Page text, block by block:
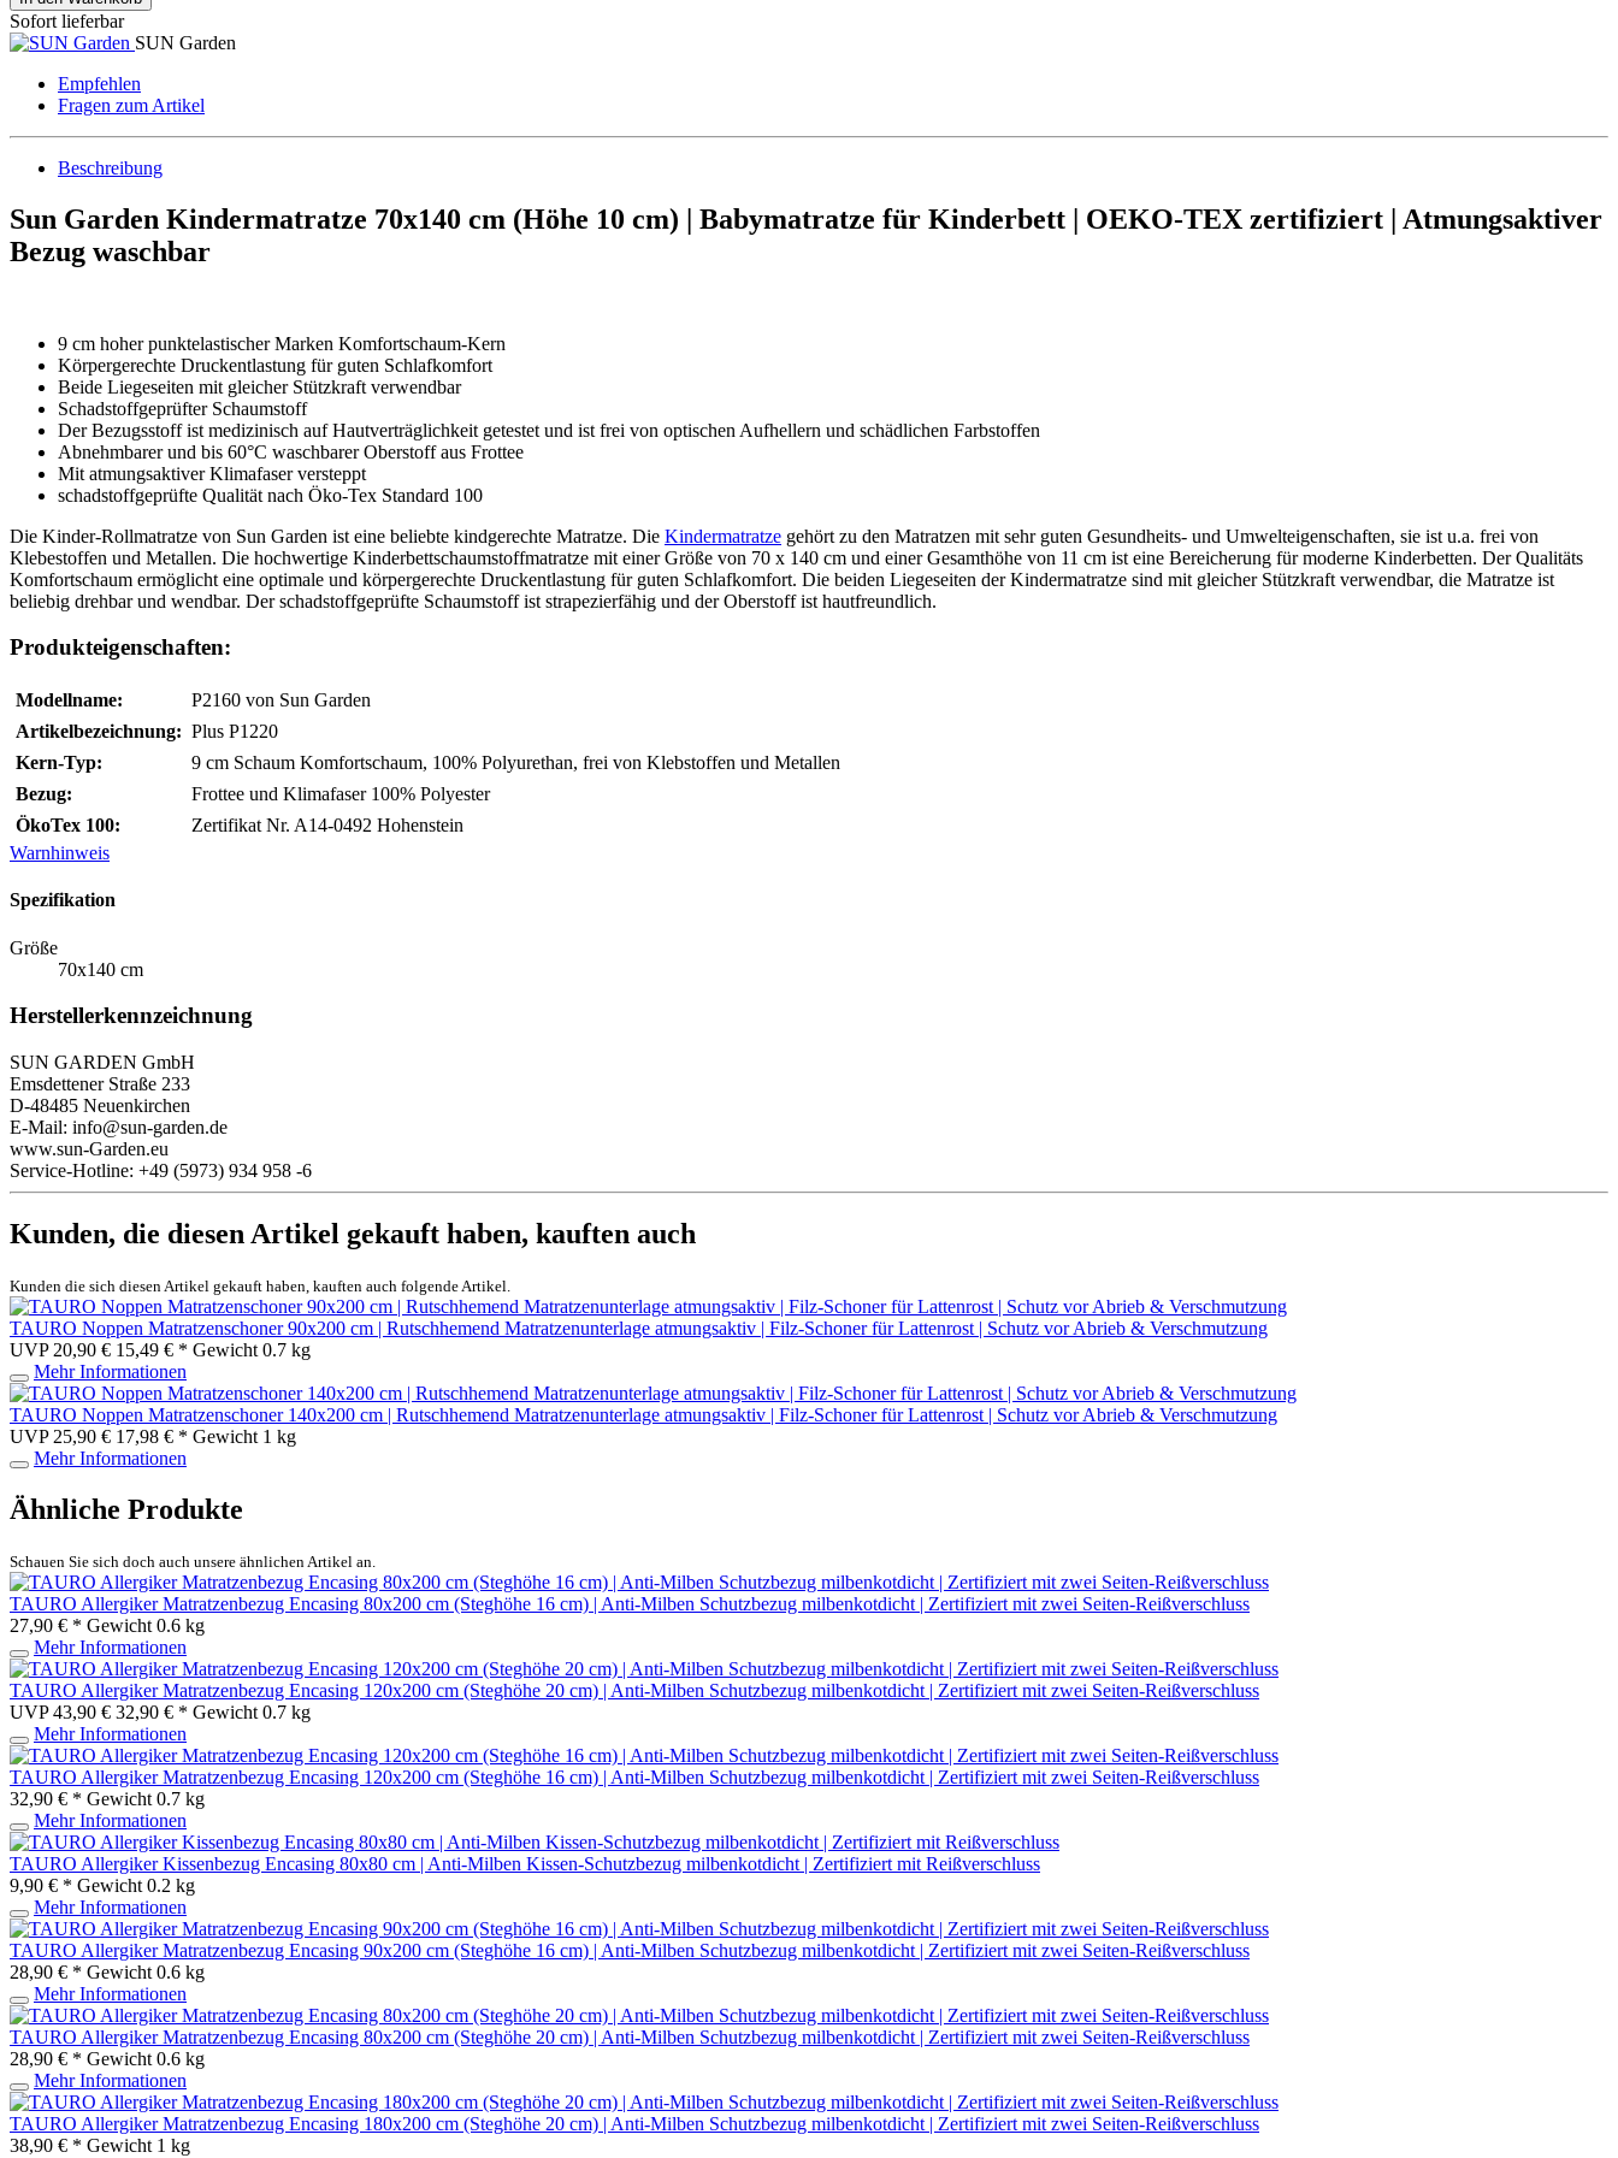
Sofort lieferbar
SUN Garden
Empfehlen
Fragen zum Artikel
Beschreibung
Sun Garden Kindermatratze 70x140 cm (Höhe 10 cm) | Babymatratze für Kinderbett | OEKO-TEX zertifiziert | Atmungsaktiver
Bezug waschbar
9 cm hoher punktelastischer Marken Komfortschaum-Kern
Körpergerechte Druckentlastung für guten Schlafkomfort
Beide Liegeseiten mit gleicher Stützkraft verwendbar
Schadstoffgeprüfter Schaumstoff
Der Bezugsstoff ist medizinisch auf Hautverträglichkeit getestet und ist frei von optischen Aufhellern und schädlichen Farbstoffen
Abnehmbarer und bis 60°C waschbarer Oberstoff aus Frottee
Mit atmungsaktiver Klimafaser versteppt
schadstoffgeprüfte Qualität nach Öko-Tex Standard 100
Die Kinder-Rollmatratze von Sun Garden ist eine beliebte kindgerechte Matratze. Die Kindermatratze gehört zu den Matratzen mit sehr guten Gesundheits- und Umwelteigenschaften, sie ist u.a. frei von
Klebestoffen und Metallen. Die hochwertige Kinderbettschaumstoffmatratze mit einer Größe von 70 x 140 cm und einer Gesamthöhe von 11 cm ist eine Bereicherung für moderne Kinderbetten. Der Qualitäts
Komfortschaum ermöglicht eine optimale und körpergerechte Druckentlastung für guten Schlafkomfort. Die beiden Liegeseiten der Kindermatratze sind mit gleicher Stützkraft verwendbar, die Matratze ist
beliebig drehbar und wendbar. Der schadstoffgeprüfte Schaumstoff ist strapezierfähig und der Oberstoff ist hautfreundlich.
Produkteigenschaften:
Modellname:
P2160 von Sun Garden
Artikelbezeichnung: Plus P1220
Kern-Typ:
9 cm Schaum Komfortschaum, 100% Polyurethan, frei von Klebstoffen und Metallen
Bezug:
Frottee und Klimafaser 100% Polyester
ÖkoTex 100:
Zertifikat Nr. A14-0492 Hohenstein
Warnhinweis
Spezifikation
Größe
70x140 cm
Herstellerkennzeichnung
SUN GARDEN GmbH
Emsdettener Straße 233
D-48485 Neuenkirchen
E-Mail: info@sun-garden.de
www.sun-Garden.eu
Service-Hotline: +49 (5973) 934 958 -6
Kunden, die diesen Artikel gekauft haben, kauften auch
Kunden die sich diesen Artikel gekauft haben, kauften auch folgende Artikel.
TAURO Noppen Matratzenschoner 90x200 cm | Rutschhemend Matratzenunterlage atmungsaktiv | Filz-Schoner für Lattenrost | Schutz vor Abrieb & Verschmutzung
UVP 20,90 € 15,49 € * Gewicht 0.7 kg
Mehr Informationen
TAURO Noppen Matratzenschoner 140x200 cm | Rutschhemend Matratzenunterlage atmungsaktiv | Filz-Schoner für Lattenrost | Schutz vor Abrieb & Verschmutzung
UVP 25,90 € 17,98 € * Gewicht 1 kg
Mehr Informationen
Ähnliche Produkte
Schauen Sie sich doch auch unsere ähnlichen Artikel an.
TAURO Allergiker Matratzenbezug Encasing 80x200 cm (Steghöhe 16 cm) | Anti-Milben Schutzbezug milbenkotdicht | Zertifiziert mit zwei Seiten-Reißverschluss
27,90 € * Gewicht 0.6 kg
Mehr Informationen
TAURO Allergiker Matratzenbezug Encasing 120x200 cm (Steghöhe 20 cm) | Anti-Milben Schutzbezug milbenkotdicht | Zertifiziert mit zwei Seiten-Reißverschluss
UVP 43,90 € 32,90 € * Gewicht 0.7 kg
Mehr Informationen
TAURO Allergiker Matratzenbezug Encasing 120x200 cm (Steghöhe 16 cm) | Anti-Milben Schutzbezug milbenkotdicht | Zertifiziert mit zwei Seiten-Reißverschluss
32,90 € * Gewicht 0.7 kg
Mehr Informationen
TAURO Allergiker Kissenbezug Encasing 80x80 cm | Anti-Milben Kissen-Schutzbezug milbenkotdicht | Zertifiziert mit Reißverschluss
9,90 € * Gewicht 0.2 kg
Mehr Informationen
TAURO Allergiker Matratzenbezug Encasing 90x200 cm (Steghöhe 16 cm) | Anti-Milben Schutzbezug milbenkotdicht | Zertifiziert mit zwei Seiten-Reißverschluss
28,90 € * Gewicht 0.6 kg
Mehr Informationen
TAURO Allergiker Matratzenbezug Encasing 80x200 cm (Steghöhe 20 cm) | Anti-Milben Schutzbezug milbenkotdicht | Zertifiziert mit zwei Seiten-Reißverschluss
28,90 € * Gewicht 0.6 kg
Mehr Informationen
TAURO Allergiker Matratzenbezug Encasing 180x200 cm (Steghöhe 20 cm) | Anti-Milben Schutzbezug milbenkotdicht | Zertifiziert mit zwei Seiten-Reißverschluss
38,90 € * Gewicht 1 kg